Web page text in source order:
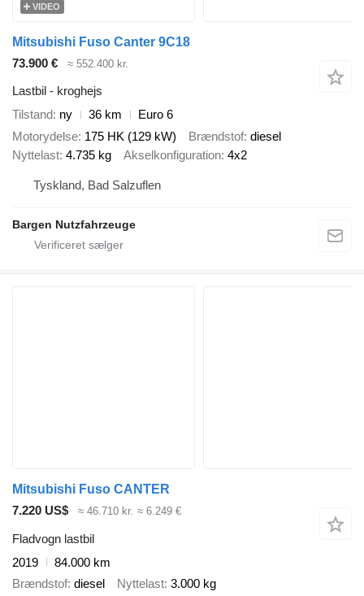
VIDEO
Mitsubishi Fuso Canter 9C18
73.900 €
≈ 552.400 kr.
Lastbil - kroghejs
Tilstand ny 36 km
Euro 6
Motorydelse 175 HK (129 kW) Brændstof diesel
Nyttelast 4.735 kg Akselkonfiguration 4x2
Tyskland, Bad Salzuflen
Bargen Nutzfahrzeuge
Mitsubishi Fuso CANTER
7.220 US$
≈ 46.710 kr. ≈ 6.249 €
Fladvogn lastbil
2019
84.000 km
Brændstof diesel Nyttelast 3.000 kg